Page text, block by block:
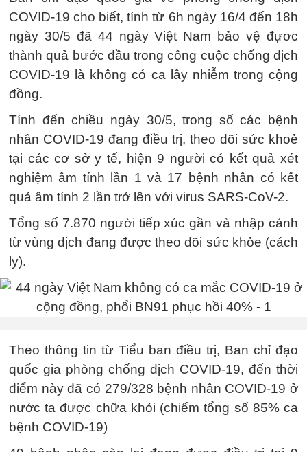
COVID-19 cho biết, tính từ 6h ngày 16/4 đến 18h
ngày 30/5 đã 44 ngày Việt Nam bảo vệ đựơc
thành quả bước đầu trong công cuộc chống dịch
COVID-19 là không có ca lây nhiễm trong cộng
đồng.
Tính đến chiều ngày 30/5, trong số các bệnh
nhân COVID-19 đang điều trị, theo dõi sức khoẻ
tại các cơ sở y tế, hiện 9 người có kết quả xét
nghiệm âm tính lần 1 và 17 bệnh nhân có kết
quả âm tính 2 lần trở lên với virus SARS-CoV-2.
Tổng số 7.870 người tiếp xúc gần và nhập cảnh
từ vùng dịch đang được theo dõi sức khỏe (cách
ly).
Theo thông tin từ Tiểu ban điều trị, Ban chỉ đạo
quốc gia phòng chống dịch COVID-19, đến thời
điểm này đã có 279/328 bệnh nhân COVID-19 ở
nước ta được chữa khỏi (chiếm tổng số 85% ca
bệnh COVID-19)